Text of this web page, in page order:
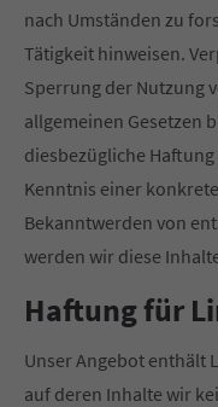
nach Umständen zu
Tätigkeit hinweisen.
Sperrung der Nutzung
allgemeinen Gesetzen
diesbezügliche
Kenntnis einer
Bekanntwerden von
werden wir diese
Haftung für
Unser Angebot enthält
auf deren Inhalte wir